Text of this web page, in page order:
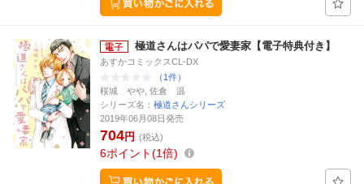
極道さんはパパで愛妻家【電子特典付き】
あすかコミックスCL-DX
（1件）
桜城 やや, 佐倉 温
シリーズ名： 極道さんシリーズ
2019年06月08日発売
704円 (税込)
6ポイント 1倍